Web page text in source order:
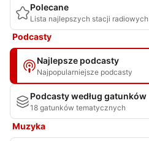
Polecane
Lista najlepszych stacji radiowych
Podcasty
Najlepsze podcasty
Najpopularniejsze podcasty
Podcasty według gatunków
18 gatunków tematycznych
Muzyka